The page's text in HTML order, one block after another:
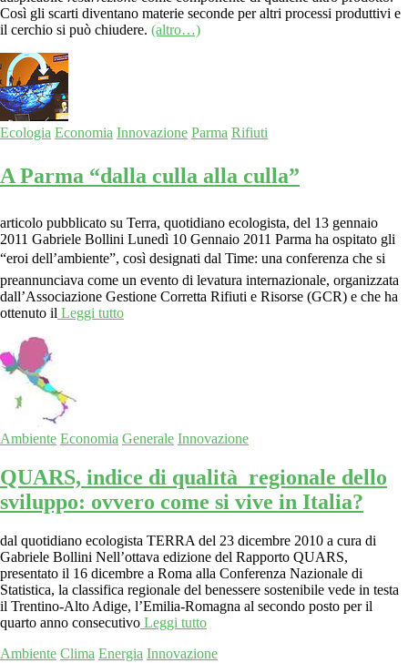
Così gli scarti diventano materie seconde per altri processi produttivi e
il cerchio si può chiudere. (altro…)
Ecologia Economia Innovazione Parma Rifiuti
A Parma “dalla culla alla culla”
articolo pubblicato su Terra, quotidiano ecologista, del 13 gennaio
2011 Gabriele Bollini Lunedì 10 Gennaio 2011 Parma ha ospitato gli
“eroi dell’ambiente”, così designati dal Time: una conferenza che si
preannunciava come un evento di levatura internazionale, organizzata
dall’Associazione Gestione Corretta Rifiuti e Risorse (GCR) e che ha
ottenuto il Leggi tutto
Ambiente Economia Generale Innovazione
QUARS, indice di qualità regionale dello
sviluppo: ovvero come si vive in Italia?
dal quotidiano ecologista TERRA del 23 dicembre 2010 a cura di
Gabriele Bollini Nell’ottava edizione del Rapporto QUARS,
presentato il 16 dicembre a Roma alla Conferenza Nazionale di
Statistica, la classifica regionale del benessere sostenibile vede in testa
il Trentino-Alto Adige, l’Emilia-Romagna al secondo posto per il
quarto anno consecutivo Leggi tutto
Ambiente Clima Energia Innovazione